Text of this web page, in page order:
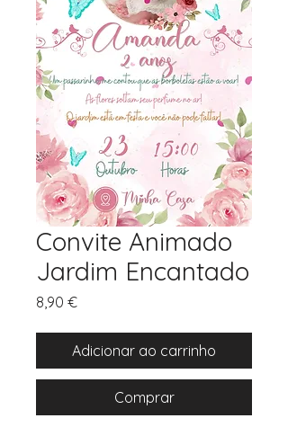
Convite Animado
Jardim Encantado
8,90 €Preço
Adicionar ao carrinho
Comprar